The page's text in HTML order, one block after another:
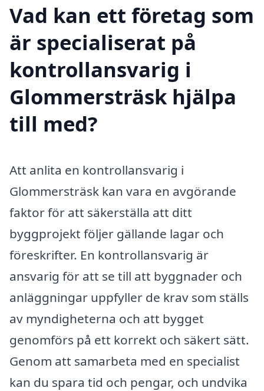
Vad kan ett företag som
är specialiserat på
kontrollansvarig i
Glommersträsk hjälpa
till med?
Att anlita en kontrollansvarig i
Glommersträsk kan vara en avgörande
faktor för att säkerställa att ditt
byggprojekt följer gällande lagar och
föreskrifter. En kontrollansvarig är
ansvarig för att se till att byggnader och
anläggningar uppfyller de krav som ställs
av myndigheterna och att bygget
genomförs på ett korrekt och säkert sätt.
Genom att samarbeta med en specialist
kan du spara tid och pengar, och undvika